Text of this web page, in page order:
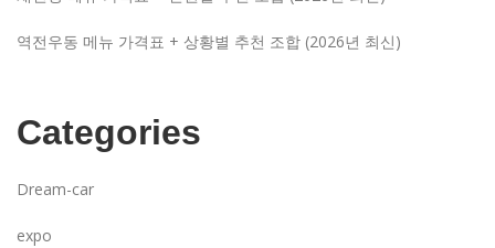
역전우동 메뉴 가격표 + 상황별 추천 조합 (2026년 최신)
Categories
Dream-car
expo